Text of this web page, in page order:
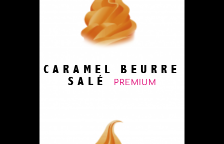
CARAMEL BEURRE
SALÉ
PREMIUM